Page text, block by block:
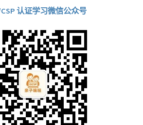
CSP 认证学习微信公众号